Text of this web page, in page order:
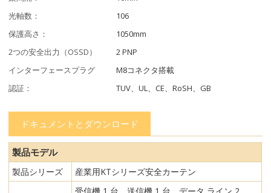
光軸数：
106
保護高さ：
1050mm
2つの安全出力（OSSD）
2 PNP
インターフェースプラグ
M8コネクタ搭載
認証：
TUV、UL、CE、RoSH、GB
ドキュメントとダウンロード
製品モデル
製品シリーズ 産業用KTシリーズ安全カーテン